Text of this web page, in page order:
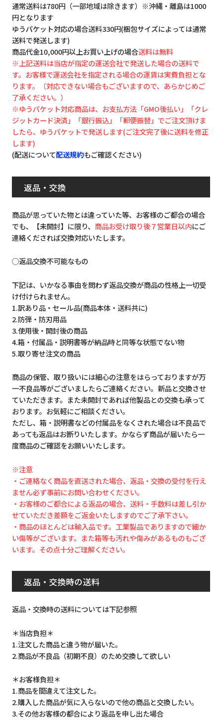
通常送料は780円（一部地域は除きます）※沖縄・離島は1000
円となります
ゆうパケット対応の場合送料330円(梱包サイズによっては通常
送料で発送します)
商品代金10,000円以上お買い上げの場合送料は無料
※上記送料は当店が指定の運送会社で発送した場合の送料で
す。お客様で運送会社を指定される場合の運賃は実費負担とな
ります。（対応できない場合もございますので、あらかじめご
了承ください。）
※ゆうパケット対応商品は、お支払方法「GMO後払い」「クレ
ジットカード決済」「銀行振込」「郵便振替」でご注文頂けま
したら、ゆうパケットで発送します(ご注文完了後に送料を修正
します)
(配送について配送規約もご確認ください)
返品・交換
商品が思っていた物とは違っていた等、お客様のご都合の場合
でも、【未開封】に限り、 商品お受け取り後７営業日以内にご
連絡くだされば交換対応いたします。
◯返品交換不可能なもの
下記は、いかなる事由を問わず返品交換が商品の性格上一切受
け付けられません。
1.訳あり品・セール品(商品本体・送料共に)
2.防弾・防刃用品
3.使用後・開封後の商品
4.箱・付属品・説明書等が納品時と同等な状態でない物
5.取り寄せ注文の商品
商品の保管、取り扱いには細心の注意をはらっておりますが万
一不良品等がございましたらご連絡ください。新品と交換させ
ていただきます。また未開封であれば他製品との交換も承って
おります。お気軽にご相談ください。
ただし、箱・説明書などの付属品をなくされた場合は不良品で
あっても返品はお断りいたします。かならず商品が届いたら一
度商品のご確認をお願いいたします。
※注意
・ご連絡なく商品を直送された場合、返品・交換の受付を行え
ません必ず事前にお問い合わせください。
・お客様のご都合による返品の場合、送料・手数料は差し引か
せていただき差額をご返金いたしますのでご了承下さい。
・商品のほとんどは輸入品です。工業製品でありますので細か
い傷等がございます。また箱等も汚れや傷みがあるものもござ
います。その点十分ご理解ください。
返品・交換時の送料
返品・交換時の送料については下記参照
＊当店負担＊
1.注文した商品と違う物が届いた。
2.商品が不良品（初期不良）のため交換して欲しい
＊お客様負担＊
1.商品を間違えて注文した。
2.購入した商品が気に入らないので他の商品と交換したい。
3.その他お客様の都合により返品を申し出た場合